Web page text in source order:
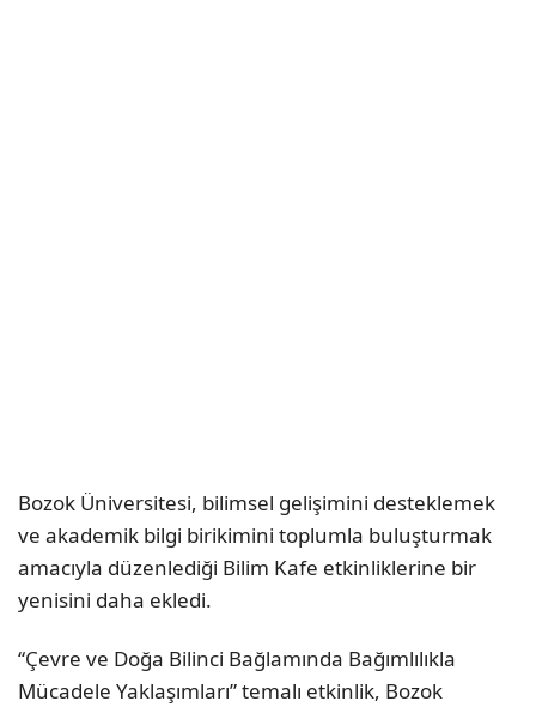
Bozok Üniversitesi, bilimsel gelişimini desteklemek
ve akademik bilgi birikimini toplumla buluşturmak
amacıyla düzenlediği Bilim Kafe etkinliklerine bir
yenisini daha ekledi.
“Çevre ve Doğa Bilinci Bağlamında Bağımlılıkla
Mücadele Yaklaşımları” temalı etkinlik, Bozok